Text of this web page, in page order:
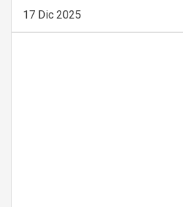
17 Dic 2025